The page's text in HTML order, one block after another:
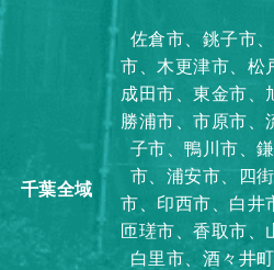
千葉全域
佐倉市、銚子市
市、木更津市、松
成田市、東金市、
勝浦市、市原市、
子市、鴨川市、
市、浦安市、四
市、印西市、白井
匝瑳市、香取市、
白里市、酒々井